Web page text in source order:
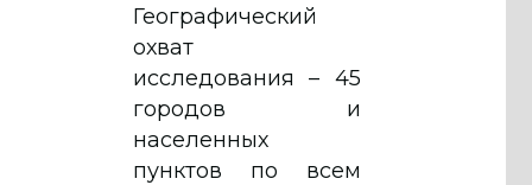
Географический
охват
исследования – 45
городов и
населенных
пунктов по всем